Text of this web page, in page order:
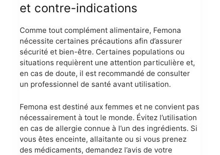
et contre-indications
Comme tout complément alimentaire, Femona
nécessite certaines précautions afin d’assurer
sécurité et bien-être. Certaines populations ou
situations requièrent une attention particulière et,
en cas de doute, il est recommandé de consulter
un professionnel de santé avant utilisation.
Femona est destiné aux femmes et ne convient pas
nécessairement à tout le monde. Évitez l’utilisation
en cas de allergie connue à l’un des ingrédients. Si
vous êtes enceinte, allaitante ou si vous prenez
des médicaments, demandez l’avis de votre